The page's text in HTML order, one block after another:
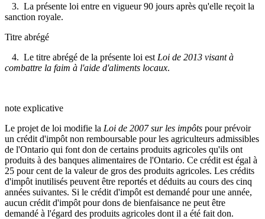
3. La présente loi entre en vigueur 90 jours après qu'elle reçoit la
sanction royale.
Titre abrégé
4. Le titre abrégé de la présente loi est Loi de 2013 visant à
combattre la faim à l'aide d'aliments locaux.
note explicative
Le projet de loi modifie la Loi de 2007 sur les impôts pour prévoir
un crédit d'impôt non remboursable pour les agriculteurs admissibles
de l'Ontario qui font don de certains produits agricoles qu'ils ont
produits à des banques alimentaires de l'Ontario. Ce crédit est égal à
25 pour cent de la valeur de gros des produits agricoles. Les crédits
d'impôt inutilisés peuvent être reportés et déduits au cours des cinq
années suivantes. Si le crédit d'impôt est demandé pour une année,
aucun crédit d'impôt pour dons de bienfaisance ne peut être
demandé à l'égard des produits agricoles dont il a été fait don.